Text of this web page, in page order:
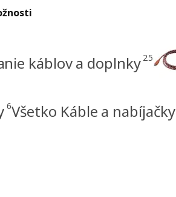
káblov a doplnky 25
6Všetko Káble a nabíjačky